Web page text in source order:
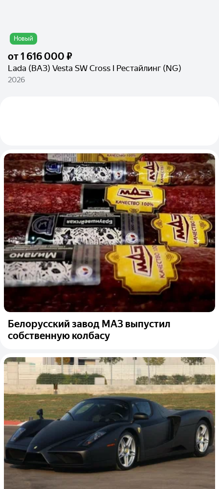
Новый
от1 616 000 ₽
Lada (ВАЗ) Vesta SW Cross I Рестайлинг (NG)
2026
Белорусский завод МАЗ выпустил
собственную колбасу